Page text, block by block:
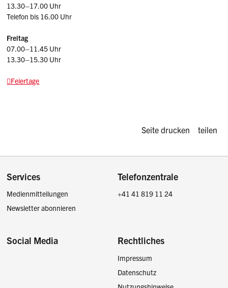
13.30–17.00 Uhr
Telefon bis 16.00 Uhr
Freitag
07.00–11.45 Uhr
13.30–15.30 Uhr
Feiertage
Diese Seite
Seite drucken teilen
Footer
Services
Medienmitteilungen
Newsletter abonnieren
Telefonzentrale
+41 41 819 11 24
Social Media Rechtliches
Impressum
Datenschutz